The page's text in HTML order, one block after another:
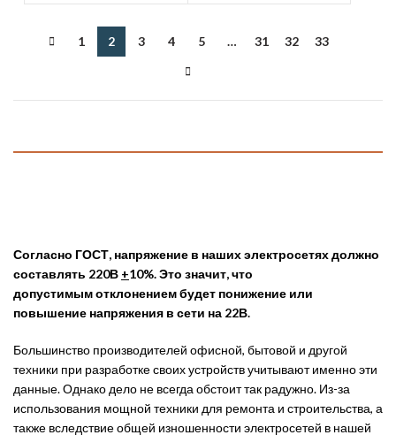
1 2 3 4 5 … 31 32 33
Согласно ГОСТ, напряжение в наших электросетях должно
составлять 220В +10%. Это значит, что
допустимым отклонением будет понижение или
повышение напряжения в сети на 22В.
Большинство производителей офисной, бытовой и другой
техники при разработке своих устройств учитывают именно эти
данные. Однако дело не всегда обстоит так радужно. Из-за
использования мощной техники для ремонта и строительства, а
также вследствие общей изношенности электросетей в нашей